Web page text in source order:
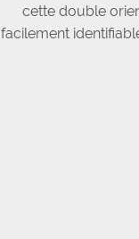
cette double
facilement